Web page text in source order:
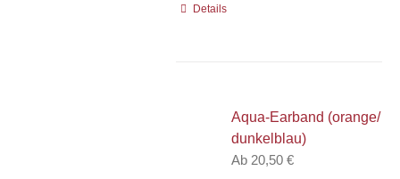
auf
Details
Aqua-Earband (orange/
dunkelblau)
Ab 20,50€